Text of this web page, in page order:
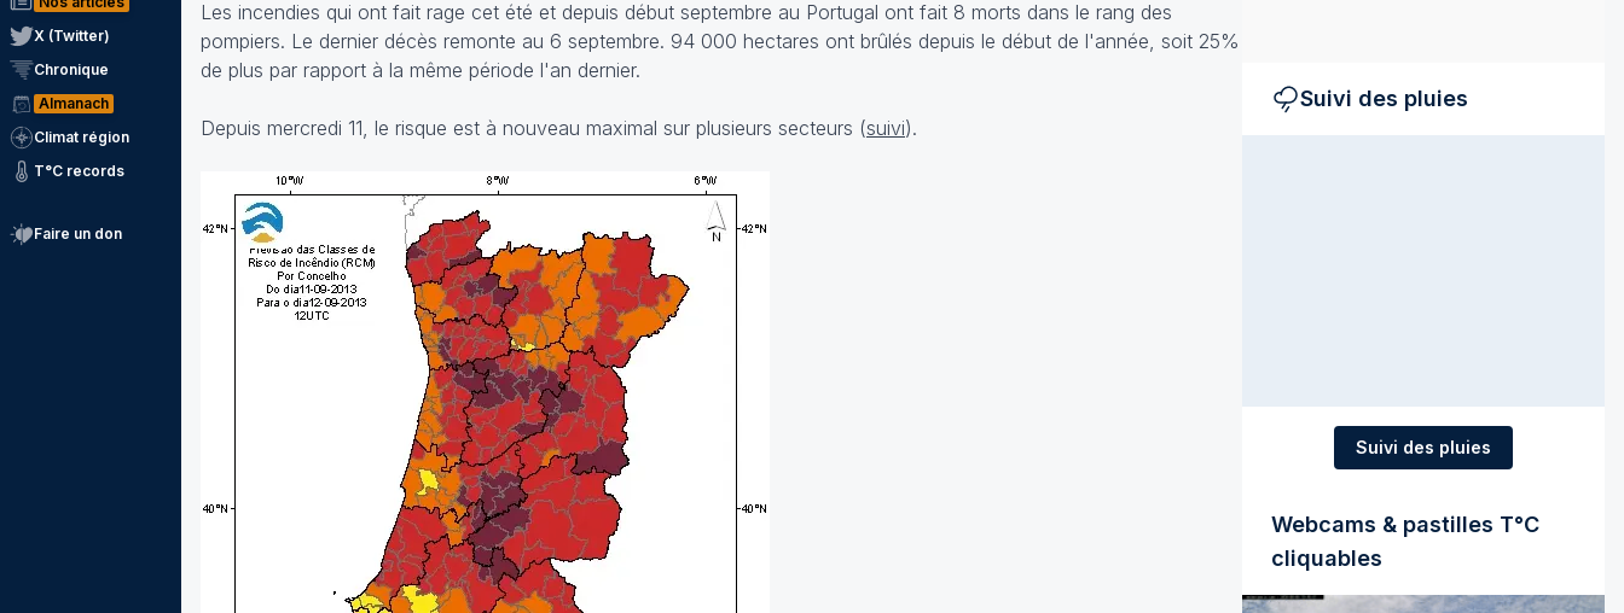
X (Twitter)
Chronique
Almanach
Climat région
T°C records
Faire un don
Les incendies qui ont fait rage cet été et depuis début septembre au Portugal ont fait 8 morts dans le rang des
pompiers. Le dernier décès remonte au 6 septembre. 94 000 hectares ont brûlés depuis le début de l'année, soit 25%
de plus par rapport à la même période l'an dernier.
Depuis mercredi 11, le risque est à nouveau maximal sur plusieurs secteurs (suivi).
Suivi des pluies
Suivi des pluies
Webcams & pastilles T°C
cliquables